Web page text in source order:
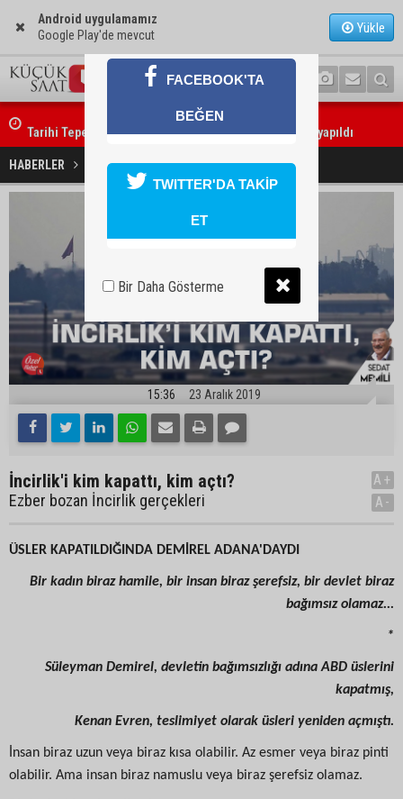
Android uygulamamız
Google Play'de mevcut
Yükle
Tarihi Tepebağ Projesi için değerlendirme toplantısı yapıldı
HABERLER GÜNDEM İncirlik'i kim kapattı, kim açtı?
15:36 23 Aralık 2019
İncirlik'i kim kapattı, kim açtı?
Ezber bozan İncirlik gerçekleri
A+
A-
ÜSLER KAPATILDIĞINDA DEMİREL ADANA'DAYDI
Bir kadın biraz hamile, bir insan biraz şerefsiz, bir devlet biraz
bağımsız olamaz...
*
Süleyman Demirel, devletin bağımsızlığı adına ABD üslerini
kapatmış,
Kenan Evren, teslimiyet olarak üsleri yeniden açmıştı.
İnsan biraz uzun veya biraz kısa olabilir. Az esmer veya biraz pinti
olabilir. Ama insan biraz namuslu veya biraz şerefsiz olamaz.
FACEBOOK'TA
BEĞEN
TWITTER'DA TAKİP
ET
Bir Daha Gösterme